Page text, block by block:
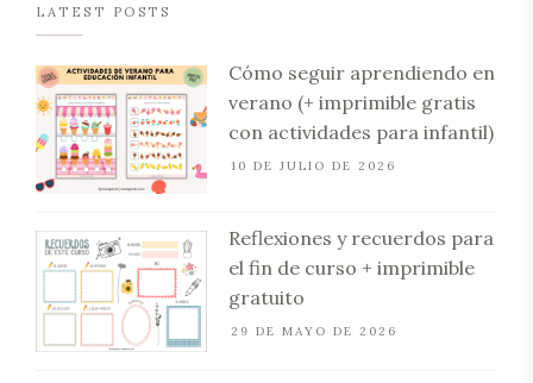
LATEST POSTS
Cómo seguir aprendiendo en
verano (+ imprimible gratis
con actividades para infantil)
10 DE JULIO DE 2026
Reflexiones y recuerdos para
el fin de curso + imprimible
gratuito
29 DE MAYO DE 2026